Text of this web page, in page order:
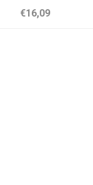
€16,09